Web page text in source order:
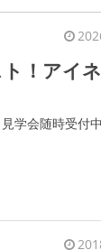
！アイ
学会随時受付中